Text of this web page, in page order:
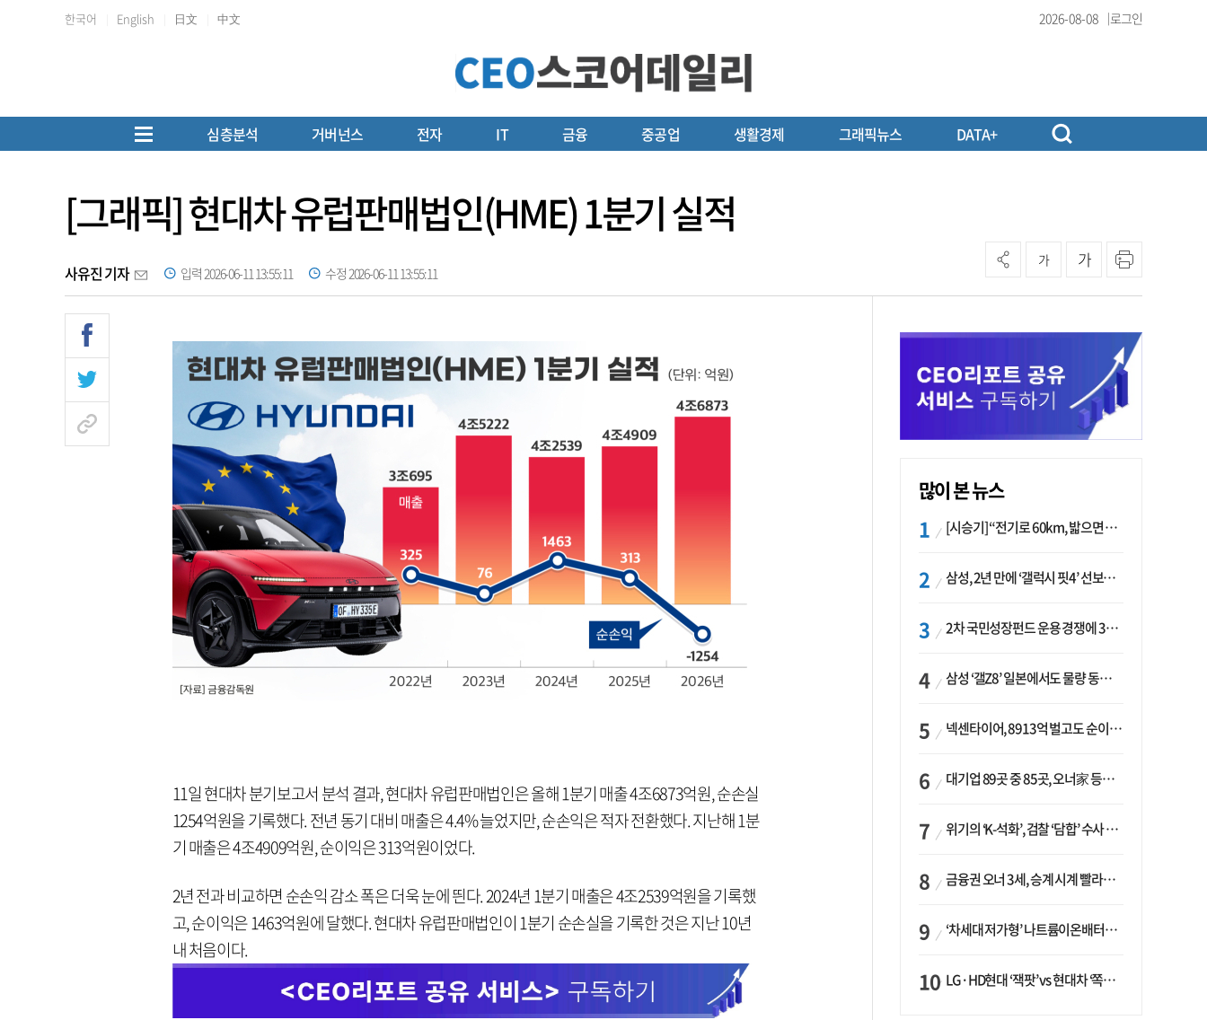
한국어 English 日文 中文 2026-08-08 로그인
심층분석 거버넌스 전자 IT 금융 중공업 생활경제 그래픽뉴스 DATA+
[그래픽] 현대차 유럽판매법인(HME) 1분기 실적
사유진 기자 입력 2026-06-11 13:55:11 수정 2026-06-11 13:55:11
가 가
11일 현대차 분기보고서 분석 결과, 현대차 유럽판매법인은 올해 1분기 매출 4조6873억원, 순손실
1254억원을 기록했다. 전년 동기 대비 매출은 4.4% 늘었지만, 순손익은 적자 전환했다. 지난해 1분
기 매출은 4조4909억원, 순이익은 313억원이었다.
2년 전과 비교하면 순손익 감소 폭은 더욱 눈에 띈다. 2024년 1분기 매출은 4조2539억원을 기록했
고, 순이익은 1463억원에 달했다. 현대차 유럽판매법인이 1분기 순손실을 기록한 것은 지난 10년
내 처음이다.
많이 본 뉴스
[시승기] “전기로 60km, 밟으면 462마력”…볼보 XC60 T8의 두 얼굴
삼성, 2년 만에 ‘갤럭시 핏4’ 선보이나…웨어러블 생태계 확장 ‘시동’
2차 국민성장펀드 운용 경쟁에 33개사 몰렸다…신한·하나 등 새 얼굴 대거 합류
삼성 ‘갤Z8’ 일본에서도 물량 동났다…애플 참전 앞두고 선두 수성 ‘시험대’
넥센타이어, 8913억 벌고도 순이익 2억…유럽 세부담에 이익 증발
대기업 89곳 중 85곳, 오너家 등기임원 겸직…BS 46곳·SM 45곳 ‘족벌경영’ 고착화
위기의 ‘K-석화’, 검찰 ‘담합’ 수사 착수…“LG·한화·롯데 등 7개 업체, 8개 제품 가격 담합”
금융권 오너 3세, 승계 시계 빨라지나…한국투자 ‘속도’·미래에셋·메리츠는 ‘거리두기’
‘차세대 저가형’ 나트륨이온배터리 시대 오나…LG화학·에코프로, 상용화 속도낸다
LG·HD현대 ‘잭팟’ vs 현대차 ‘쪽박’…글로벌 사모펀드, 韓 대기업 투자 ‘희비’